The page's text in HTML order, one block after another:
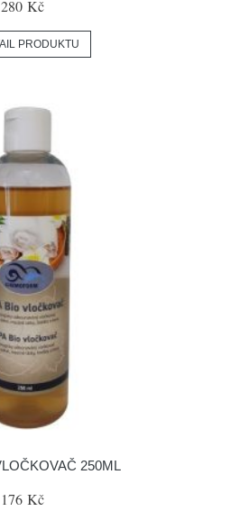
280 Kč
PRODUKTU
250ML
176 Kč